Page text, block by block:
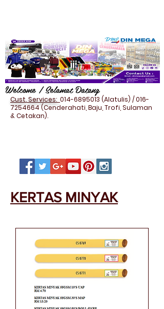
Welcome / Selamat Datang
Cust. Services: 014-6895013 (Alatulis) /016-
7254664(Cenderahati, Baju, Trofi, Sulaman
& Cetakan).
KERTAS MINYAK